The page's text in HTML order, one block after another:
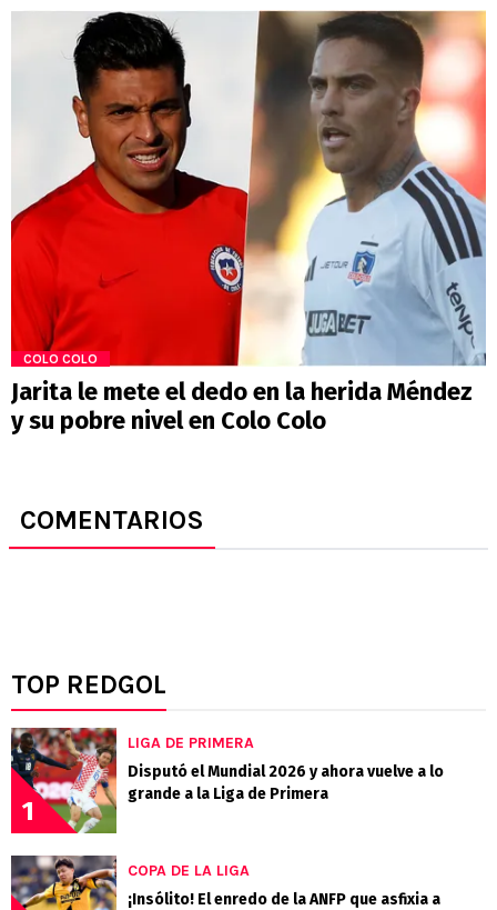
COLO COLO
Jarita le mete el dedo en la herida Méndez
y su pobre nivel en Colo Colo
COMENTARIOS
TOP REDGOL
1
LIGA DE PRIMERA
Disputó el Mundial 2026 y ahora vuelve a lo
grande a la Liga de Primera
COPA DE LA LIGA
¡Insólito! El enredo de la ANFP que asfixia a